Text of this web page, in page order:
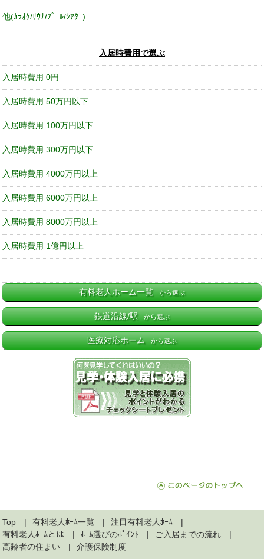
他(ｶﾗｵｹ/ｻｳﾅ/ﾌﾟｰﾙ/ｼｱﾀｰ)
入居時費用で選ぶ
入居時費用 0円
入居時費用 50万円以下
入居時費用 100万円以下
入居時費用 300万円以下
入居時費用 4000万円以上
入居時費用 6000万円以上
入居時費用 8000万円以上
入居時費用 1億円以上
有料老人ホーム一覧 から選ぶ
鉄道沿線/駅 から選ぶ
医療対応ホーム から選ぶ
Top 有料老人ﾎｰﾑ一覧
注目有料老人ﾎｰﾑ
有料老人ﾎｰﾑとは
ﾎｰﾑ選びのﾎﾟｲﾝﾄ
ご入居までの流れ
高齢者の住まい
介護保険制度